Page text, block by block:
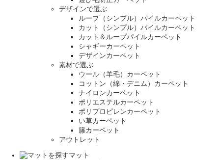
デザインで選ぶ
ループ（シンプル）パイルカーペット
カット（シンプル）パイルカーペット
カット＆ループパイルカーペット
シャギーカーペット
デザインカーペット
素材で選ぶ
ウール（羊毛）カーペット
コットン（綿・デニム）カーペット
ナイロンカーペット
ポリエステルカーペット
ポリプロピレンカーペット
い草カーペット
籐カーペット
アウトレット
マット